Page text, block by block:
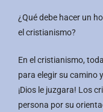
¿Qué debe hacer un
el cristianismo?
En el cristianismo,
para elegir su camino
¡Dios le juzgara! Los
persona por su